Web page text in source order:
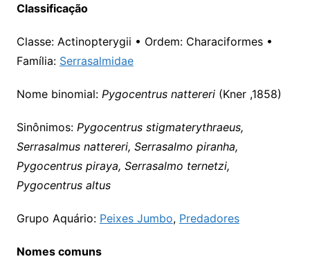
Classificação
Classe: Actinopterygii • Ordem: Characiformes •
Família: Serrasalmidae
Nome binomial: Pygocentrus nattereri(Kner ,1858)
Sinônimos: Pygocentrus stigmaterythraeus,
Serrasalmus nattereri, Serrasalmo piranha,
Pygocentrus piraya, Serrasalmo ternetzi,
Pygocentrus altus
Grupo Aquário: Peixes Jumbo, Predadores
Nomes comuns